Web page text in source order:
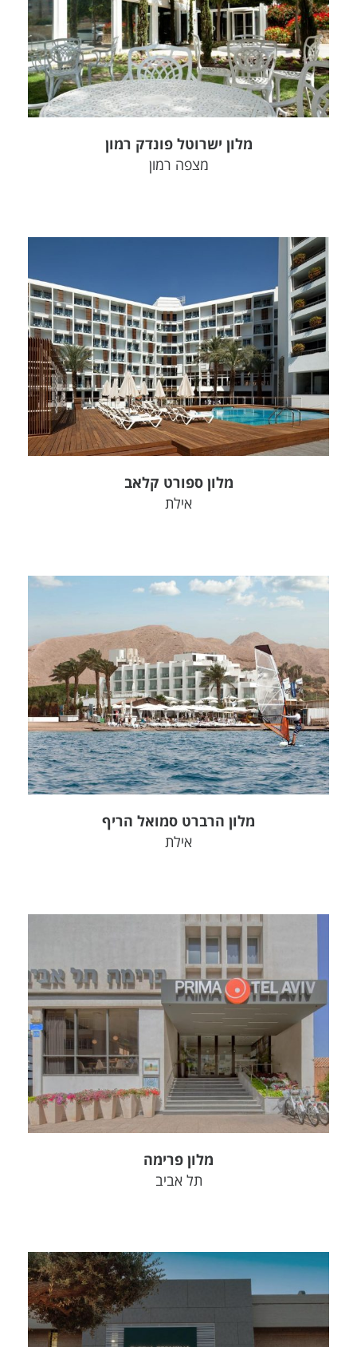
מלון ישרוטל פונדק רמון
מצפה רמון
צפה בפרויקט
מלון ספורט קלאב
אילת
צפה בפרויקט
מלון הרברט סמואל הריף
אילת
צפה בפרויקט
מלון פרימה
תל אביב
צפה בפרויקט